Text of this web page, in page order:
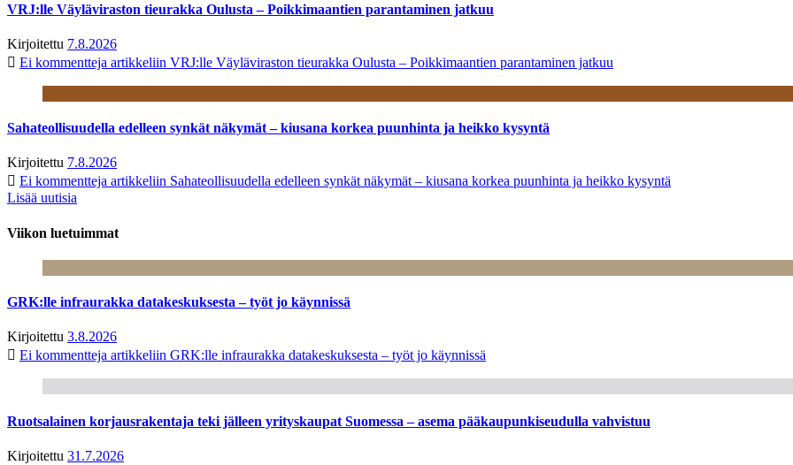
VRJ:lle Väyläviraston tieurakka Oulusta – Poikkimaantien parantaminen jatkuu
Kirjoitettu 7.8.2026
Ei kommentteja artikkeliin VRJ:lle Väyläviraston tieurakka Oulusta – Poikkimaantien parantaminen jatkuu
Sahateollisuudella edelleen synkät näkymät – kiusana korkea puunhinta ja heikko kysyntä
Kirjoitettu 7.8.2026
Ei kommentteja artikkeliin Sahateollisuudella edelleen synkät näkymät – kiusana korkea puunhinta ja heikko kysyntä
Lisää uutisia
Viikon luetuimmat
GRK:lle infraurakka datakeskuksesta – työt jo käynnissä
Kirjoitettu 3.8.2026
Ei kommentteja artikkeliin GRK:lle infraurakka datakeskuksesta – työt jo käynnissä
Ruotsalainen korjausrakentaja teki jälleen yrityskaupat Suomessa – asema pääkaupunkiseudulla vahvistuu
Kirjoitettu 31.7.2026